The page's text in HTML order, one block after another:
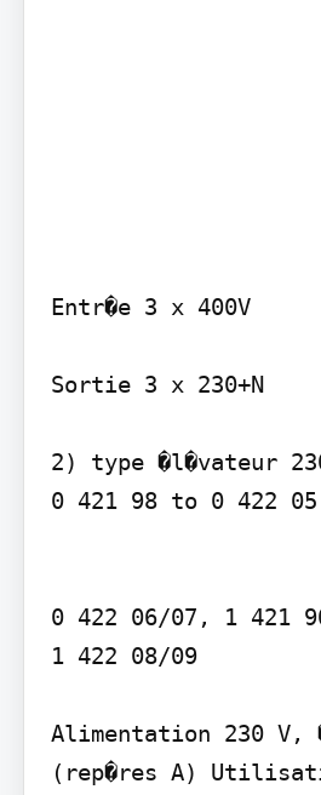
Entr�e 3 x 400V
Sortie 3 x 230+N
2) type �l�vateur
0 421 98 to 0 422
0 422 06/07, 1 421
1 422 08/09
Alimentation 230
(rep�res A)